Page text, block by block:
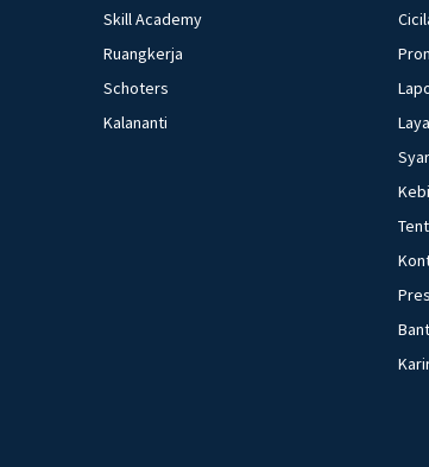
Skill Academy
Ruangkerja
Schoters
Kalananti